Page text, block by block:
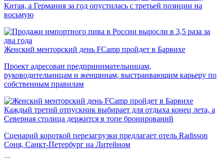
Китая, а Германия за год опустилась с третьей позиции на
восьмую
Женский менторский день FCamp пройдет в Барвихе
Проект адресован предпринимательницам,
руководительницам и женщинам, выстраивающим карьеру по
собственным правилам
Каждый третий отпускник выбирает для отдыха конец лета, а
Северная столица держится в топе бронирований
Сценарий короткой перезагрузки предлагает отель Radisson
Соня, Санкт-Петербург на Литейном